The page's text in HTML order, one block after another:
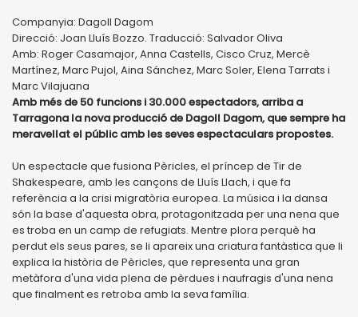
Companyia: Dagoll Dagom
Direcció: Joan Lluís Bozzo. Traducció: Salvador Oliva
Amb: Roger Casamajor, Anna Castells, Cisco Cruz, Mercè
Martínez, Marc Pujol, Aina Sánchez, Marc Soler, Elena Tarrats i
Marc Vilajuana
Amb més de 50 funcions i 30.000 espectadors, arriba a
Tarragona la nova producció de Dagoll Dagom, que sempre ha
meravellat el públic amb les seves espectaculars propostes.
Un espectacle que fusiona Pèricles, el príncep de Tir de
Shakespeare, amb les cançons de Lluís Llach, i que fa
referència a la crisi migratòria europea. La música i la dansa
són la base d'aquesta obra, protagonitzada per una nena que
es troba en un camp de refugiats. Mentre plora perquè ha
perdut els seus pares, se li apareix una criatura fantàstica que li
explica la història de Pèricles, que representa una gran
metàfora d'una vida plena de pèrdues i naufragis d'una nena
que finalment es retroba amb la seva família.